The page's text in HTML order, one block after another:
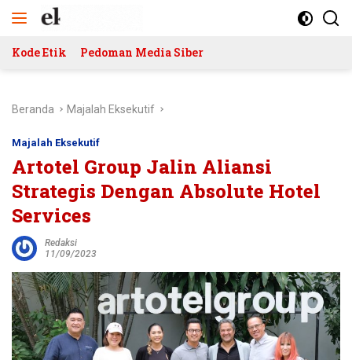
Kode Etik Pedoman Media Siber
Beranda Majalah Eksekutif
Majalah Eksekutif
Artotel Group Jalin Aliansi
Strategis Dengan Absolute Hotel
Services
Redaksi
11/09/2023